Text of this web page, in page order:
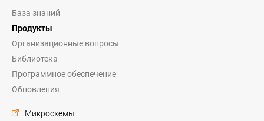
База знаний
Продукты
Организационные вопросы
Библиотека
Программное обеспечение
Обновления
Микросхемы